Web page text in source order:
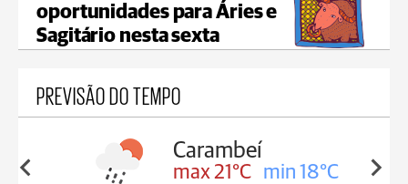
oportunidades para Áries e
Sagitário nesta sexta
PREVISÃO DO TEMPO
18°C
Carambeí
max 21°C min 18°C